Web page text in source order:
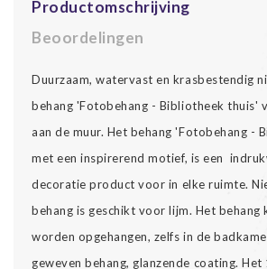
Productomschrijving
Beoordelingen
Duurzaam, watervast en krasbestendig
behang 'Fotobehang - Bibliotheek thuis'
aan de muur. Het behang 'Fotobehang -
met een inspirerend motief, is een
decoratie product voor in elke ruimte.
behang is geschikt voor lijm. Het behang
worden opgehangen, zelfs in de
geweven behang, glanzende coating.